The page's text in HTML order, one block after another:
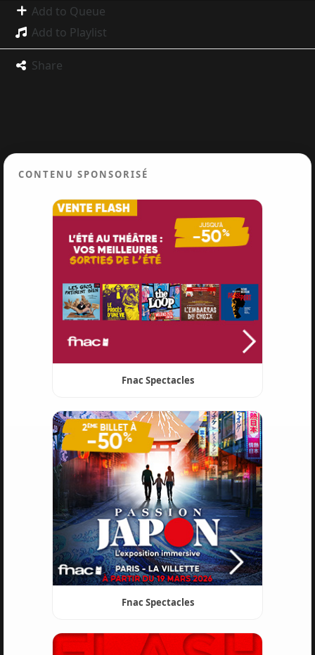
Add to Queue
Add to Playlist
Share
CONTENU SPONSORISÉ
Fnac Spectacles
Fnac Spectacles